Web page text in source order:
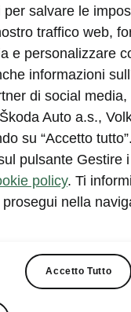
di Škoda in
e Android
vettura.
salvare le
traffico web,
e personalizzare
informazioni
di social
Auto a.s.,
su “Accetto
pulsante Gestire
policy. Ti
nella
Accetto Tutto